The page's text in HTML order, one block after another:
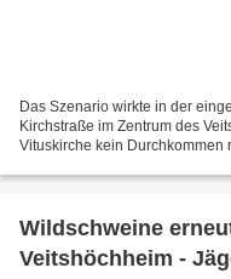
Das Szenario wirkte in der
Kirchstraße im Zentrum des
Vituskirche kein Durchkommen
Wildschweine
Veitshöchheim -